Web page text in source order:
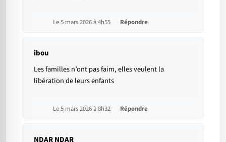
Le 5 mars 2026 à 4h55 Répondre
ibou
Les familles n’ont pas faim, elles veulent la
libération de leurs enfants
Le 5 mars 2026 à 8h32 Répondre
NDAR NDAR